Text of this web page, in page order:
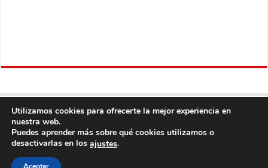
Copyright © 2013
Utilizamos cookies para ofrecerte la mejor experiencia en
nuestra web.
Puedes aprender más sobre qué cookies utilizamos o
desactivarlas en los ajustes.